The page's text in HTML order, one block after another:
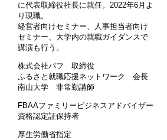
に代表取締役社長に就任。2022年6月よ
り現職。
経営者向けセミナー、人事担当者向け
セミナー、大学内の就職ガイダンスで
講演も行う。
株式会社パフ 取締役
ふるさと就職応援ネットワーク 会長
南山大学 非常勤講師
FBAAファミリービジネスアドバイザー
資格認定証保持者
厚生労働省指定